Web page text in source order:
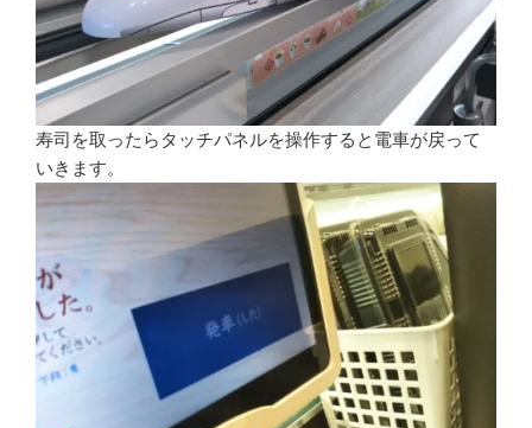
寿司を取ったらタッチパネルを操作すると電車が戻って
いきます。